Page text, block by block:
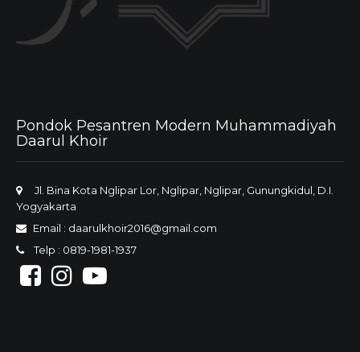
Pondok Pesantren Modern Muhammadiyah
Daarul Khoir
Jl. Bina Kota Nglipar Lor, Nglipar, Nglipar, Gunungkidul, D.I.
Yogyakarta
Email : daarulkhoir2016@gmail.com
Telp : 0819-1981-1937